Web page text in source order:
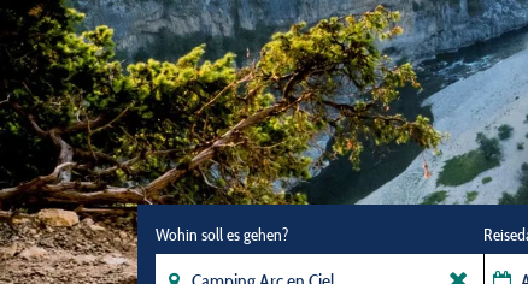
Wohin soll es gehen?